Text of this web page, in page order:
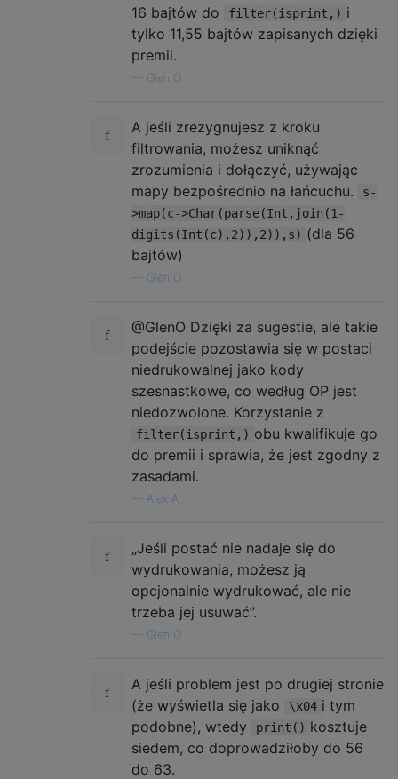
16 bajtów do filter(isprint,) i
tylko 11,55 bajtów zapisanych dzięki
premii.
Glen O
A jeśli zrezygnujesz z kroku
filtrowania, możesz uniknąć
zrozumienia i dołączyć, używając
mapy bezpośrednio na łańcuchu.
s-
>map(c->Char(parse(Int,join(1-
digits(Int(c),2)),2)),s) (dla 56
bajtów)
Glen O
@GlenO Dzięki za sugestie, ale takie
podejście pozostawia się w postaci
niedrukowalnej jako kody
szesnastkowe, co według OP jest
niedozwolone. Korzystanie z
filter(isprint,) obu kwalifikuje go
do premii i sprawia, że ​​jest zgodny z
zasadami.
Alex A.,
„Jeśli postać nie nadaje się do
wydrukowania, możesz ją
opcjonalnie wydrukować, ale nie
trzeba jej usuwać”.
Glen O
A jeśli problem jest po drugiej stronie
(że wyświetla się jako
\x04 i tym
podobne), wtedy
print() kosztuje
siedem, co doprowadziłoby do 56
do 63.